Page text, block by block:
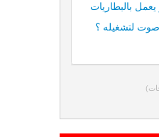
بالبطاريات
صوت لتشغيله ؟